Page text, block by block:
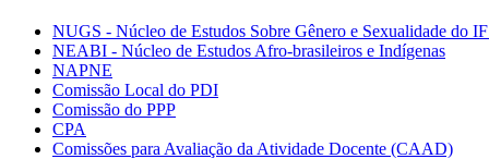
NUGS - Núcleo de Estudos Sobre Gênero e Sexualidade do
NEABI - Núcleo de Estudos Afro-brasileiros e Indígenas
NAPNE
Comissão Local do PDI
Comissão do PPP
CPA
Comissões para Avaliação da Atividade Docente (CAAD)